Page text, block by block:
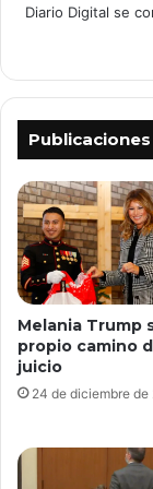
Diario Digital se
Melania Trump
propio camino
juicio
24 de diciembre de